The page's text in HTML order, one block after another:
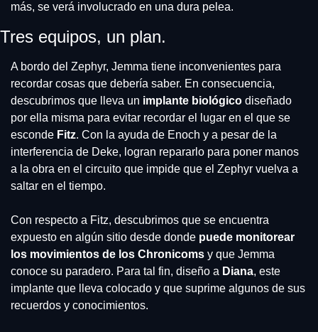
más, se verá involucrado en una dura pelea.
Tres equipos, un plan.
A bordo del Zephyr, Jemma tiene inconvenientes para
recordar cosas que debería saber. En consecuencia,
descubrimos que lleva un implante biológico diseñado
por ella misma para evitar recordar el lugar en el que se
esconde Fitz. Con la ayuda de Enoch y a pesar de la
interferencia de Deke, logran repararlo para poner manos
a la obra en el circuito que impide que el Zephyr vuelva a
saltar en el tiempo.
Con respecto a Fitz, descubrimos que se encuentra
expuesto en algún sitio desde donde puede monitorear
los movimientos de los Chronicoms y que Jemma
conoce su paradero. Para tal fin, diseño a Diana, este
implante que lleva colocado y que suprime algunos de sus
recuerdos y conocimientos.